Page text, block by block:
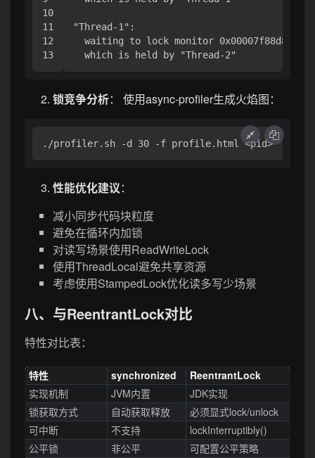
10
11
12
"Thread-1":
waiting to lock monitor
锁竞争分析： 使用async-profiler生成火焰图：
性能优化建议：
减小同步代码块粒度
避免在循环内加锁
对读写场景使用ReadWriteLock
使用ThreadLocal避免共享资源
考虑使用StampedLock优化读多写少场景
八、与ReentrantLock对比
特性对比表：
特性 synchronized
ReentrantLock
实现机制
JVM内置
JDK实现
锁获取方式
自动获取释放
必须显式lock/unlock
可中断
不支持
lockInterruptibly()
公平锁
非公平
可配置公平策略